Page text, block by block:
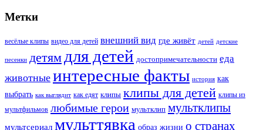
Метки
весёлые клипы видео для детей внешний вид где живёт детей детские
песенки детям для детей достопримечательности еда
животные интересные факты история как
выбрать как выглядит как едят клипы клипы для детей клипы из
мультфильмов любимые герои мультклип мультклипы
мультсериал мульттявка образ жизни о странах